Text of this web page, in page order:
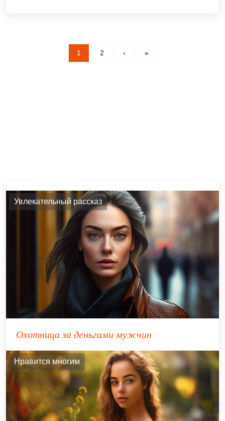
1 2 › »
Увлекательный рассказ
Охотница за деньгами мужчин
Нравится многим